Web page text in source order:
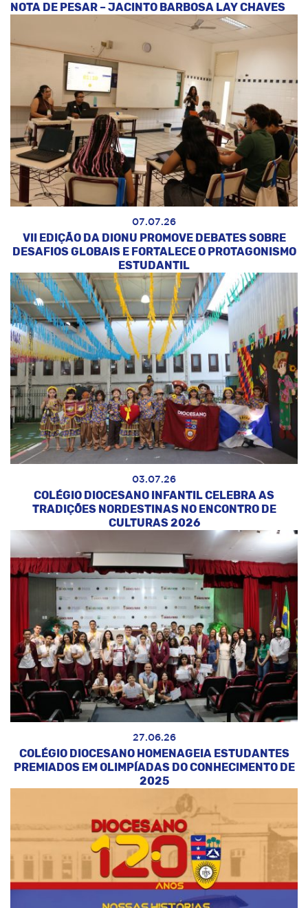
NOTA DE PESAR – JACINTO BARBOSA LAY CHAVES
07.07.26
VII EDIÇÃO DA DIONU PROMOVE DEBATES SOBRE
DESAFIOS GLOBAIS E FORTALECE O PROTAGONISMO
ESTUDANTIL
03.07.26
COLÉGIO DIOCESANO INFANTIL CELEBRA AS
TRADIÇÕES NORDESTINAS NO ENCONTRO DE
CULTURAS 2026
27.06.26
COLÉGIO DIOCESANO HOMENAGEIA ESTUDANTES
PREMIADOS EM OLIMPÍADAS DO CONHECIMENTO DE
2025